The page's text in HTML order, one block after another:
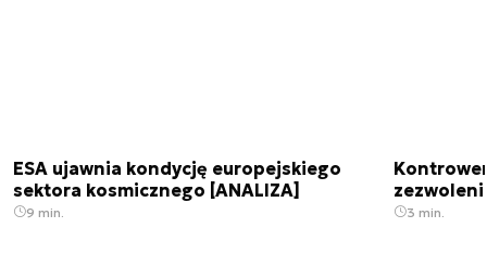
ESA ujawnia kondycję europejskiego
sektora kosmicznego [ANALIZA]
9 min. 3 min.